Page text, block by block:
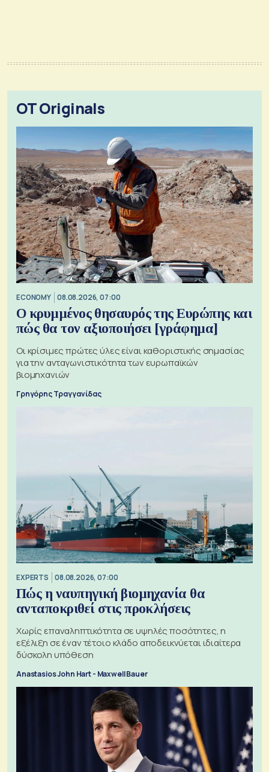
OT Originals
ECONOMY 08.08.2026, 07:00
Ο κρυμμένος θησαυρός της Ευρώπης και
πώς θα τον αξιοποιήσει [γράφημα]
Οι κρίσιμες πρώτες ύλες είναι καθοριστικής σημασίας
για την ανταγωνιστικότητα των ευρωπαϊκών
βιομηχανιών
Γρηγόρης Τραγγανίδας
EXPERTS 08.08.2026, 07:00
Πώς η ναυπηγική βιομηχανία θα
ανταποκριθεί στις προκλήσεις
Χωρίς επαναληπτικότητα σε υψηλές ποσότητες, η
εξέλιξη σε έναν τέτοιο κλάδο αποδεικνύεται ιδιαίτερα
δύσκολη υπόθεση
Anastasios John Hart - Maxwell Bauer